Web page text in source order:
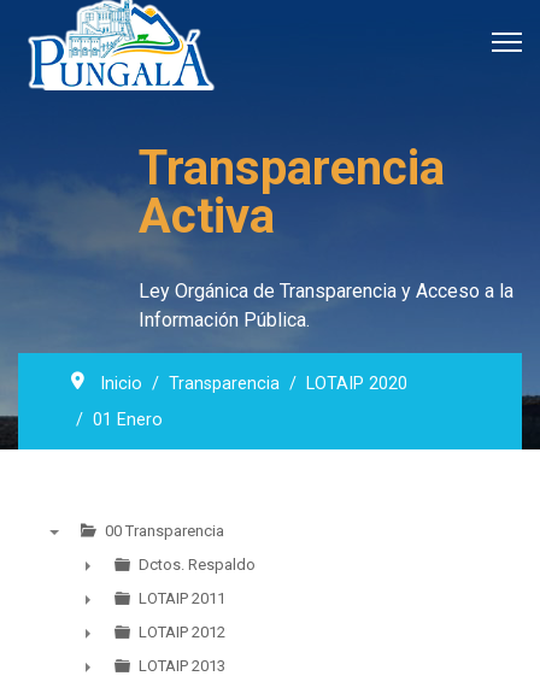
Transparencia
Activa
Ley Orgánica de Transparencia y Acceso a la
Información Pública.
Inicio Transparencia
LOTAIP 2020
01 Enero
00 Transparencia
►
Dctos. Respaldo
►
LOTAIP 2011
►
LOTAIP 2012
LOTAIP 2013